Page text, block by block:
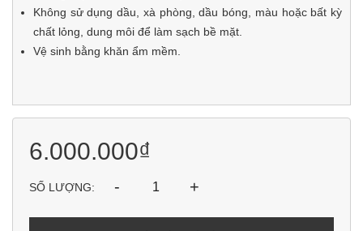
Không sử dụng dầu, xà phòng, dầu bóng, màu hoặc bất kỳ
chất lỏng, dung môi để làm sạch bề mặt.
Vệ sinh bằng khăn ẩm mềm.
6.000.000₫
SỐ LƯỢNG: - +